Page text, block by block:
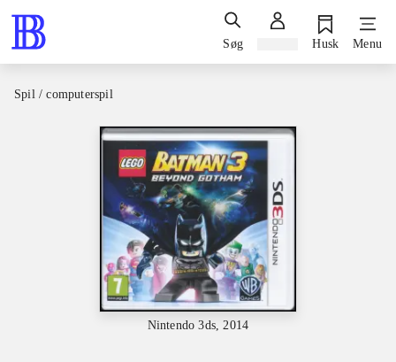
Søg Husk Menu
Spil / computerspil
Nintendo 3ds, 2014